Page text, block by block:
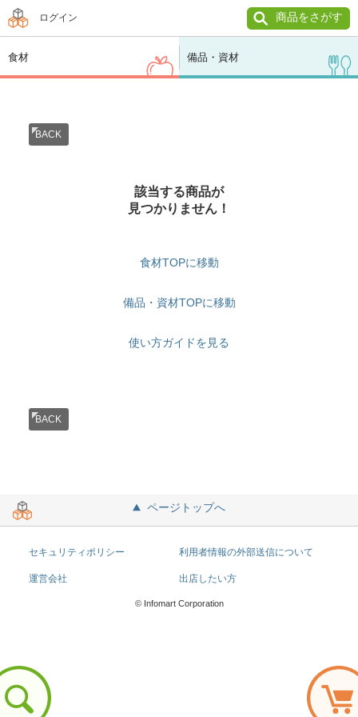
ログイン 商品をさがす
食材 備品・資材
BACK
該当する商品が
見つかりません！
食材TOPに移動
備品・資材TOPに移動
使い方ガイドを見る
BACK
ページトップへ
セキュリティポリシー 利用者情報の外部送信について
運営会社 出店したい方
© Infomart Corporation